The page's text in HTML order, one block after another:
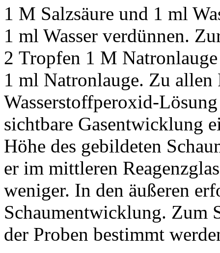
1 M Salzsäure und 1 ml
1 ml Wasser verdünnen.
2 Tropfen 1 M
1 ml Natronlauge. Zu
Wasserstoffperoxid-
sichtbare Gasentwicklung
Höhe des gebildeten
er im mittleren
weniger. In den äußeren
Schaumentwicklung. Zum
der Proben bestimmt